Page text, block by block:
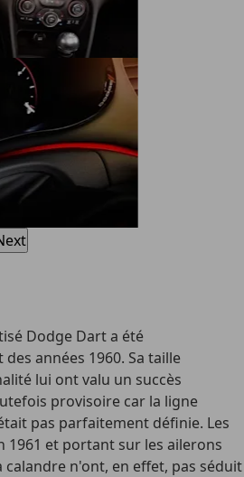
Dodge Dart a été
années 1960. Sa taille
lui ont valu un succès
provisoire car la ligne
pas parfaitement définie. Les
1961 et portant sur les ailerons
calandre n'ont, en effet, pas séduit